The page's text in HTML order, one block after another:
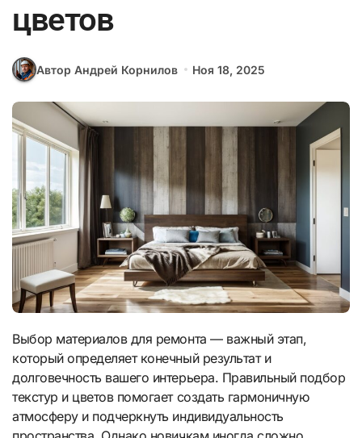
цветов
Автор Андрей Корнилов Ноя 18, 2025
Выбор материалов для ремонта — важный этап,
который определяет конечный результат и
долговечность вашего интерьера. Правильный подбор
текстур и цветов помогает создать гармоничную
атмосферу и подчеркнуть индивидуальность